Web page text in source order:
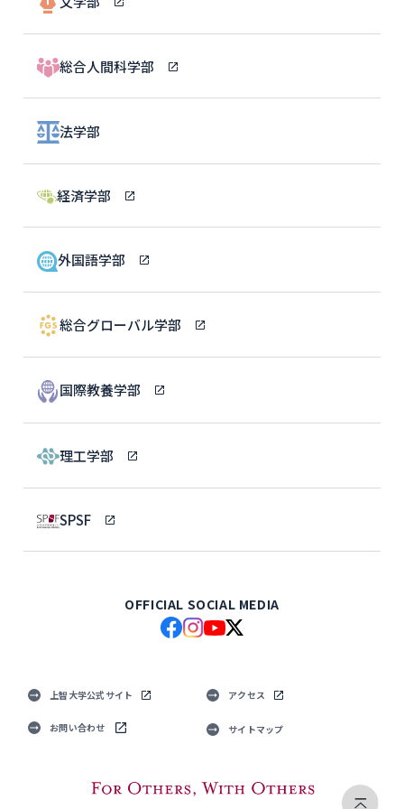
総合人間科学部
法学部
経済学部
外国語学部
総合グローバル学部
国際教養学部
理工学部
SPSF
OFFICIAL SOCIAL MEDIA
上智大学公式サイト アクセス
お問い合わせ サイトマップ